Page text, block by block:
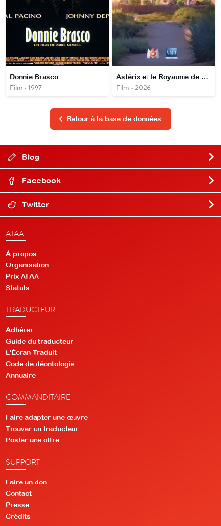
Donnie Brasco
Film • 1997
Astérix et le Royaume de Nubie
Film • 2026
Retour à la base de données
Blog
Facebook
Twitter
ATAA
À propos
Organisation
Prix ATAA
Statuts
TRADUCTEUR
Adhérer
Guide du traducteur
L'Écran Traduit
Code de déontologie
Annuaire
COMMANDITAIRE
Faire adapter une œuvre
Trouver un traducteur
Poster une offre
SUPPORT
Faire un don
Contact
Presse
Crédits